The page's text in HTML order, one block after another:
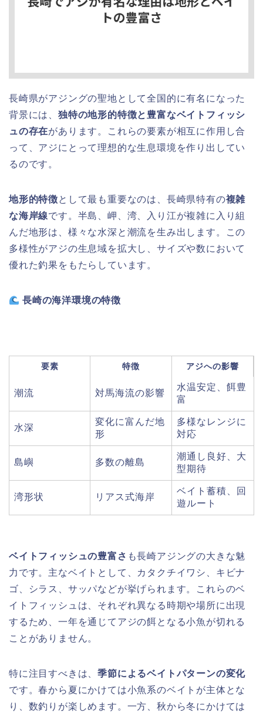
長崎県がアジングの聖地として全国的に有名になった
背景には、 独特の地形的特徴と豊富なベイトフィッシ
ュの存在があります。これらの要素が相互に作用し合
って、アジにとって理想的な生息環境を作り出してい
るのです。
地形的特徴として最も重要なのは、長崎県特有の複雑
な海岸線です。半島、岬、湾、入り江が複雑に入り組
んだ地形は、様々な水深と潮流を生み出します。この
多様性がアジの生息域を拡大し、サイズや数において
優れた釣果をもたらしています。
長崎の海洋環境の特徴
要素 特徴 アジへの影響
潮流 対馬海流の影響
水温安定、餌豊
富
水深
変化に富んだ地
形
多様なレンジに
対応
島嶼 多数の離島
潮通し良好、大
型期待
湾形状 リアス式海岸
ベイト蓄積、回
遊ルート
ベイトフィッシュの豊富さ も長崎アジングの大きな魅
力です。主なベイトとして、カタクチイワシ、キビナ
ゴ、シラス、サッパなどが挙げられます。これらのベ
イトフィッシュは、それぞれ異なる時期や場所に出現
するため、一年を通じてアジの餌となる小魚が切れる
ことがありません。
特に注目すべきは、季節によるベイトパターンの変化
です。春から夏にかけては小魚系のベイトが主体とな
り、数釣りが楽しめます。一方、秋から冬にかけては